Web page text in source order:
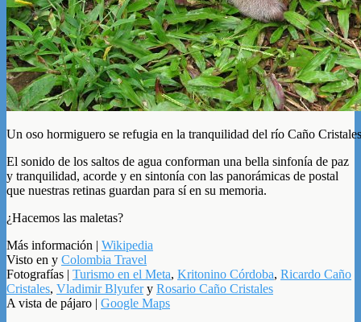
Un oso hormiguero se refugia en la tranquilidad del río Caño Cristales
El sonido de los saltos de agua conforman una bella sinfonía de paz
y tranquilidad, acorde y en sintonía con las panorámicas de postal
que nuestras retinas guardan para sí en su memoria.
¿Hacemos las maletas?
Más información | Wikipedia
Visto en y Colombia Travel
Fotografías | Turismo en el Meta, Kritonino Córdoba, Ricardo Caño
Cristales, Vladimir Blyufery Rosario Caño Cristales
A vista de pájaro | Google Maps